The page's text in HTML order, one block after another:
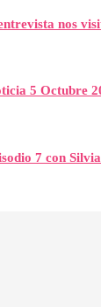
nos
5 Octubre
7 con